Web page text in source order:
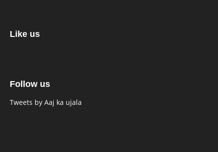
Like us
Follow us
Tweets by Aaj ka ujala